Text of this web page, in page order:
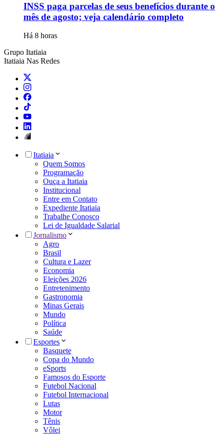
INSS paga parcelas de seus benefícios durante o
mês de agosto; veja calendário completo
Há 8 horas
Grupo Itatiaia
Itatiaia Nas Redes
Itatiaia
Quem Somos
Programação
Ouça a Itatiaia
Institucional
Entre em Contato
Expediente Itatiaia
Trabalhe Conosco
Lei de Igualdade Salarial
Jornalismo
Agro
Brasil
Cultura e Lazer
Economia
Eleições 2026
Entretenimento
Gastronomia
Minas Gerais
Mundo
Política
Saúde
Esportes
Basquete
Copa do Mundo
eSports
Famosos do Esporte
Futebol Nacional
Futebol Internacional
Lutas
Motor
Tênis
Vôlei